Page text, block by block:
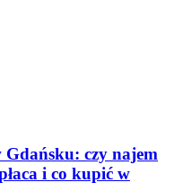
czy najem
i co kupić w